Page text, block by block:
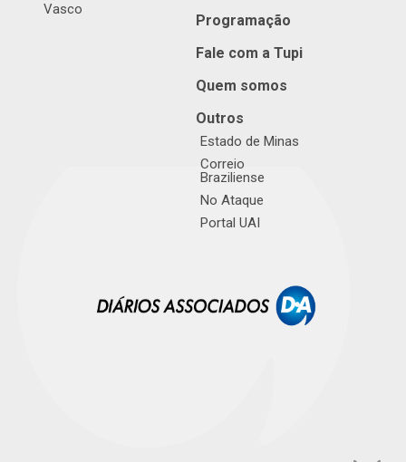
Vasco
Programação
Fale com a Tupi
Quem somos
Outros
Estado de Minas
Correio
Braziliense
No Ataque
Portal UAI